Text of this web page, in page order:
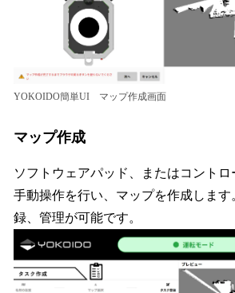
YOKOIDO簡単UI マップ作成画面
マップ作成
ソフトウェアパッド、またはコントロ
手動操作を行い、マップを作成します
録、管理が可能です。